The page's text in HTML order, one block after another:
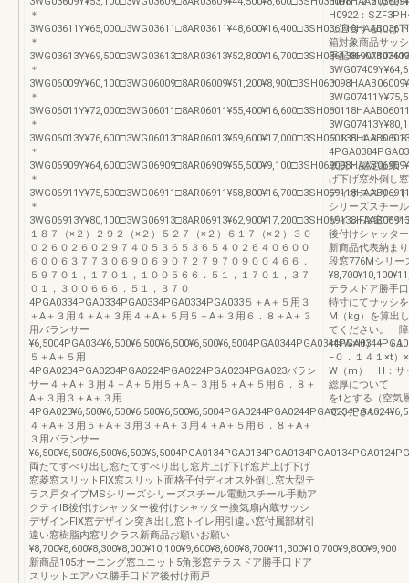
＊
＊
＊
＊
＊
＊
＊
＊
１８７（×２）２９２（×２）５２７（×２）６１７（×２）３０
０２６０２６０２９７４０５３６５３６５４０２６４０６００
６００６３７７３０６９０６９０７２７９７０９００４６６．
５９７０１，１７０１，１００５６６．５１，１７０１，３７
０１，３００６６６．５１，３７０
4PGA0334PGA0334PGA0334PGA0334PGA033５＋A＋５用３
＋A＋３用４＋A＋３用４＋A＋５用５＋A＋３用６．８＋A＋３
用バランサー
５＋A＋５用
4PGA0234PGA0234PGA0224PGA0224PGA0234PGA023バラン
サー４＋A＋３用４＋A＋５用５＋A＋３用５＋A＋５用６．８＋
A＋３用３＋A＋３用
４＋A＋３用５＋A＋３用３＋A＋３用４＋A＋５用６．８＋A＋
３用バランサー
両たてすべり出し窓たてすべり出し窓片上げ下げ窓片上げ下げ
窓菱窓スリットFIX窓スリット面格子付ディオス外倒し窓大型テ
ラス戸タイプMSシリーズシリーズスチール電動スチール手動ア
クティIB後付けシャッター後付けシャッター換気扇内蔵サッシ
デザインFIX窓デザイン突き出し窓トイレ用引違い窓付属部材引
違い窓樹脂内窓リクラス新商品お願いお願い
¥8,700¥8,600¥8,300¥8,000¥10,100¥9,600¥8,600¥8,700¥11,300¥10,700¥9,800¥9,900
新商品105オーニング窓ユニット5角形窓テラスドア勝手口ドア
スリットエアパス勝手口ドア後付け雨戸
H0922：
に適合するには
箱対象商品サッ
手配
＊
＊
３８５４８５５
取説・認定証紙
げ下げ窓外倒し
ディオススリッ
シリーズスチー
ザインFIX窓アク
後付けシャッタ
新商品代表納ま
段窓776Mシリー
テラスドア勝手
特寸にてサッシ
M（kg）を算出
てください。
×t×W×H）＋（１
−０．１４１×t
W（m） H：サ
総厚について
をtとする（空
てください。